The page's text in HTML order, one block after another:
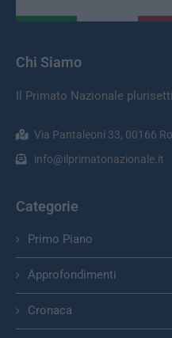
Chi Siamo
Il Primato Nazionale
Via Pantaleoni 33, 00166
info@ilprimatonazionale.it
Categorie
Primo Piano
Approfondimenti
Cronaca